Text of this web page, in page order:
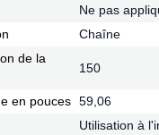
Ne pas
Chaîne
de la
150
en pouces 59,06
Utilisation à